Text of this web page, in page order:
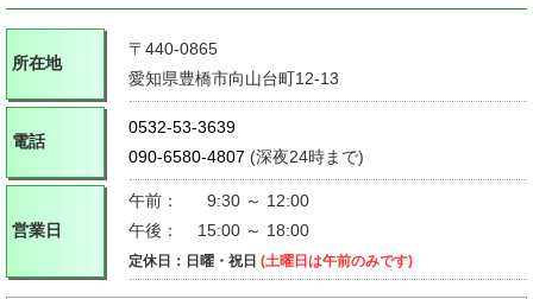
所在地
〒440-0865
愛知県豊橋市向山台町12-13
電話
0532-53-3639
090-6580-4807 (深夜24時まで)
営業日
午前：
9:30 ～ 12:00
午後：
15:00 ～ 18:00
定休日：日曜・祝日 (土曜日は午前のみです)